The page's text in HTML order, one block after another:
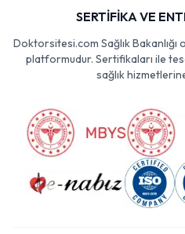
SERTİFİKA VE
Doktorsitesi.com Sağlık Bakanlığı
platformudur. Sertifikaları ile
sağlık